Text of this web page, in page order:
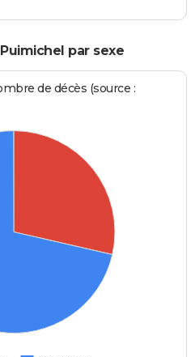
par sexe
de décès (source :